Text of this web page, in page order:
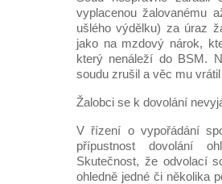
vyplacenou žalovanému
ušlého výdělku) za úraz
jako na mzdový nárok,
který nenáleží do BSM.
soudu zrušil a věc mu
Žalobci se k dovolání
V řízení o vypořádání
přípustnost dovolání
Skutečnost, že odvolací
ohledně jedné či několika